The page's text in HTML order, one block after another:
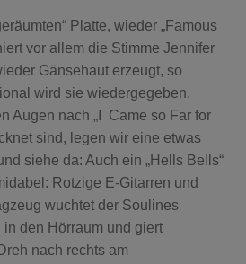
Platte, wieder „Famous
vor allem die Stimme Jennifer
Gänsehaut erzeugt, so
wird sie wiedergegeben.
Augen nach „I Came so Far for
sind, legen wir eine etwas
siehe da: Auch ein „Hells Bells“
Rotzige E-Gitarren und
wuchtet der Soulines
den Hörraum und giert
nach rechts am